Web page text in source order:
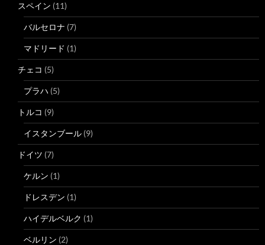
スペイン (11)
バルセロナ (7)
マドリード (1)
チェコ (5)
プラハ (5)
トルコ (9)
イスタンブール (9)
ドイツ (7)
ケルン (1)
ドレスデン (1)
ハイデルベルク (1)
ベルリン (2)